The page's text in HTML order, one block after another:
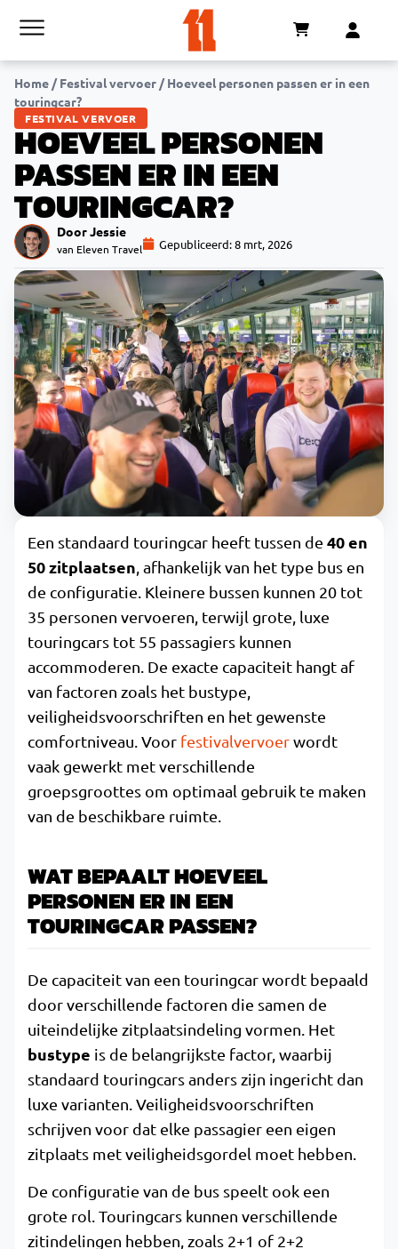
Home /Festival vervoer /Hoeveel personen passen er in een
touringcar?
FESTIVAL VERVOER
HOEVEEL PERSONEN
PASSEN ER IN EEN
TOURINGCAR?
Door Jessie
van Eleven Travel Gepubliceerd:8 mrt, 2026
Een standaard touringcar heeft tussen de 40 en
50 zitplaatsen , afhankelijk van het type bus en
de configuratie. Kleinere bussen kunnen 20 tot
35 personen vervoeren, terwijl grote, luxe
touringcars tot 55 passagiers kunnen
accommoderen. De exacte capaciteit hangt af
van factoren zoals het bustype,
veiligheidsvoorschriften en het gewenste
comfortniveau. Voor festivalvervoerwordt
vaak gewerkt met verschillende
groepsgroottes om optimaal gebruik te maken
van de beschikbare ruimte.
WAT BEPAALT HOEVEEL
PERSONEN ER IN EEN
TOURINGCAR PASSEN?
De capaciteit van een touringcar wordt bepaald
door verschillende factoren die samen de
uiteindelijke zitplaatsindeling vormen. Het
bustype is de belangrijkste factor, waarbij
standaard touringcars anders zijn ingericht dan
luxe varianten. Veiligheidsvoorschriften
schrijven voor dat elke passagier een eigen
zitplaats met veiligheidsgordel moet hebben.
De configuratie van de bus speelt ook een
grote rol. Touringcars kunnen verschillende
zitindelingen hebben, zoals 2+1 of 2+2